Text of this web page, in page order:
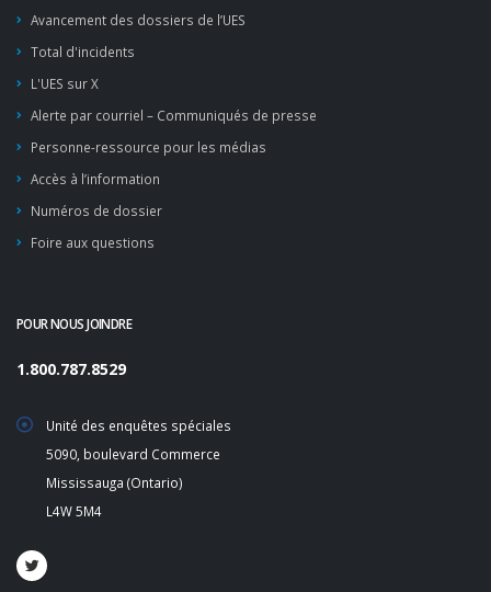
Avancement des dossiers de l’UES
Total d'incidents
L'UES sur X
Alerte par courriel – Communiqués de presse
Personne-ressource pour les médias
Accès à l’information
Numéros de dossier
Foire aux questions
POUR NOUS JOINDRE
1.800.787.8529
Unité des enquêtes spéciales
5090, boulevard Commerce
Mississauga (Ontario)
L4W 5M4